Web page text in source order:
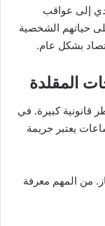
إلى عواقب
حياتهم الشخصية
بشكل عام.
المقلدة
قانونية كبيرة. في
يعتبر جريمة
من المهم معرفة